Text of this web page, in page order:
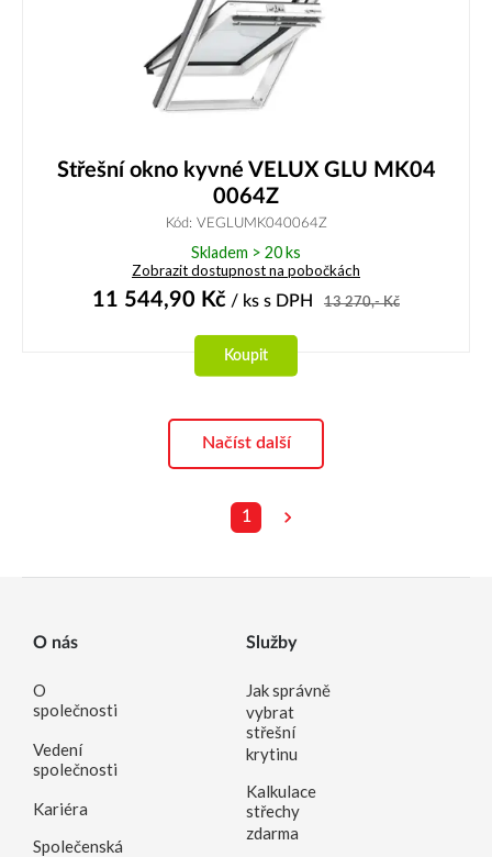
Střešní okno kyvné VELUX GLU MK04
0064Z
Kód: VEGLUMK040064Z
Skladem > 20 ks
Zobrazit dostupnost na pobočkách
11 544,90 Kč / ks s DPH 13 270,-Kč
Koupit
Načíst další
1
O nás
O
společnosti
Vedení
společnosti
Kariéra
Společenská
Služby
Jak správně
vybrat
střešní
krytinu
Kalkulace
střechy
zdarma